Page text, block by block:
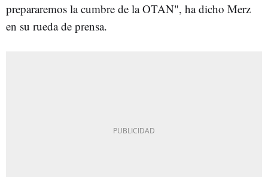
prepararemos la cumbre de la OTAN", ha dicho Merz
en su rueda de prensa.